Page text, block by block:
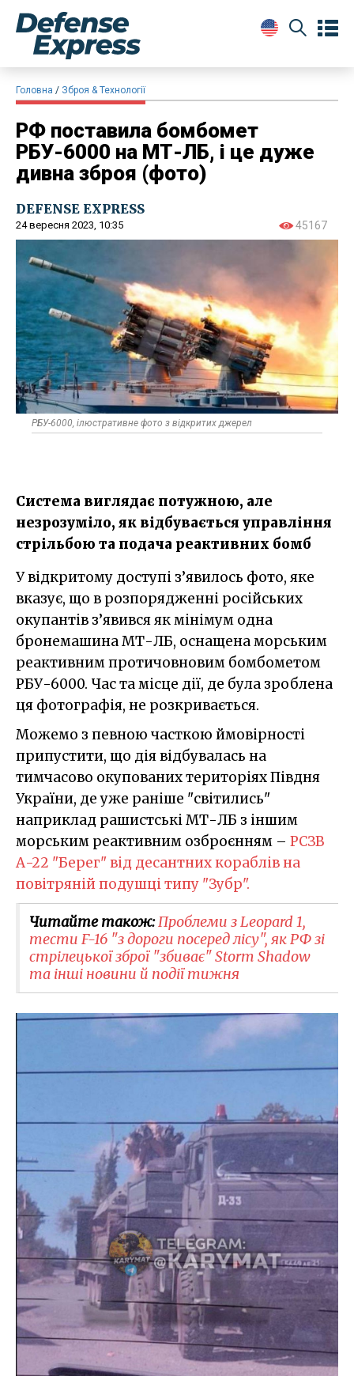
Головна Зброя & Технології
РФ поставила бомбомет
РБУ-6000 на МТ-ЛБ, і це дуже
дивна зброя (фото)
DEFENSE EXPRESS
24 вересня 2023, 10:35 45167
РБУ-6000, ілюстративне фото з відкритих джерел
Система виглядає потужною, але
незрозуміло, як відбувається управління
стрільбою та подача реактивних бомб
У відкритому доступі з’явилось фото, яке
вказує, що в розпорядженні російських
окупантів з’явився як мінімум одна
бронемашина МТ-ЛБ, оснащена морським
реактивним протичовновим бомбометом
РБУ-6000. Час та місце дії, де була зроблена
ця фотографія, не розкривається.
Можемо з певною часткою ймовірності
припустити, що дія відбувалась на
тимчасово окупованих територіях Півдня
України, де уже раніше "світились"
наприклад рашистські МТ-ЛБ з іншим
морським реактивним озброєнням – РСЗВ
А-22 "Берег" від десантних кораблів на
повітряній подушці типу "Зубр".
Читайте також:Проблеми з Leopard 1,
тести F-16 "з дороги посеред лісу", як РФ зі
стрілецької зброї "збиває" Storm Shadow
та інші новини й події тижня